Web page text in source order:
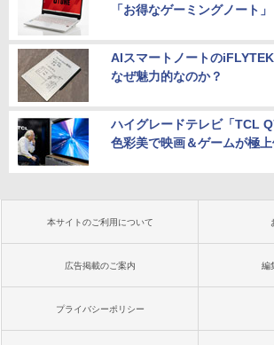
「お得なゲーミングノート」
AIスマートノートの
なぜ魅力的なのか？
ハイグレードテレビ「TCL
色彩美で映画＆ゲームが極
本サイトのご利用について
広告掲載のご案内 編
プライバシーポリシー